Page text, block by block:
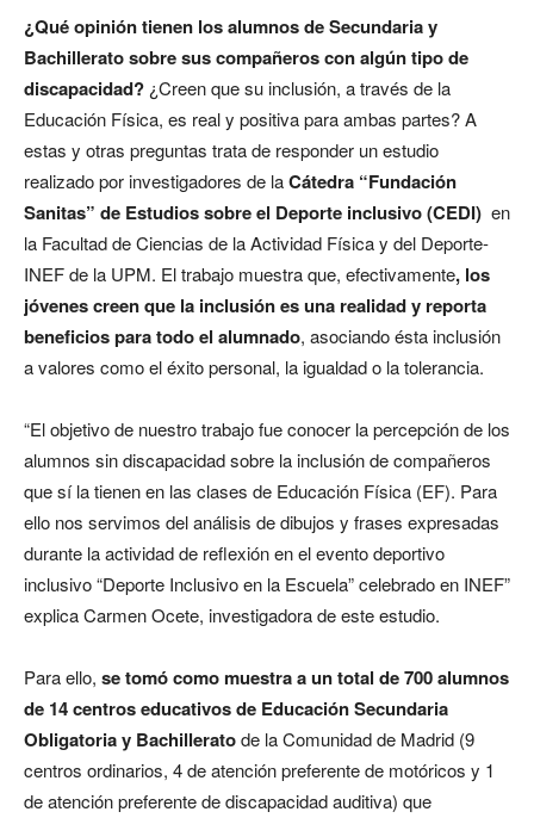
¿Qué opinión tienen los alumnos de Secundaria y
Bachillerato sobre sus compañeros con algún tipo de
discapacidad? ¿Creen que su inclusión, a través de la
Educación Física, es real y positiva para ambas partes? A
estas y otras preguntas trata de responder un estudio
realizado por investigadores de laCátedra “Fundación
Sanitas” de Estudios sobre el Deporte inclusivo (CEDI) en
la Facultad de Ciencias de la Actividad Física y del Deporte-
INEF de la UPM. El trabajo muestra que, efectivamente, los
jóvenes creen que la inclusión es una realidad y reporta
beneficios para todo el alumnado, asociando ésta inclusión
a valores como el éxito personal, la igualdad o la tolerancia.
“El objetivo de nuestro trabajo fue conocer la percepción de los
alumnos sin discapacidad sobre la inclusión de compañeros
que sí la tienen en las clases de Educación Física (EF). Para
ello nos servimos del análisis de dibujos y frases expresadas
durante la actividad de reflexión en el evento deportivo
inclusivo “Deporte Inclusivo en la Escuela” celebrado en INEF”
explica Carmen Ocete, investigadora de este estudio.
Para ello, se tomó como muestra a un total de 700 alumnos
de 14 centros educativos de Educación Secundaria
Obligatoria y Bachilleratode la Comunidad de Madrid (9
centros ordinarios, 4 de atención preferente de motóricos y 1
de atención preferente de discapacidad auditiva) que